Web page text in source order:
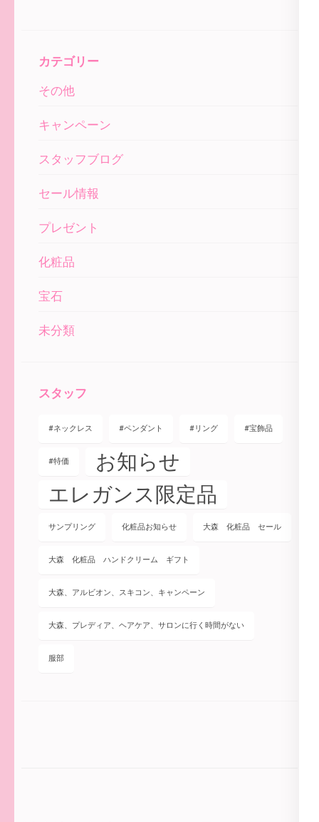
カテゴリー
その他
キャンペーン
スタッフブログ
セール情報
プレゼント
化粧品
宝石
未分類
スタッフ
#ネックレス #ペンダント #リング #宝飾品
#特価
お知らせ
エレガンス限定品
サンプリング 化粧品お知らせ 大森 化粧品 セール
大森 化粧品 ハンドクリーム ギフト
大森、アルビオン、スキコン、キャンペーン
大森、プレディア、ヘアケア、サロンに行く時間がない
服部